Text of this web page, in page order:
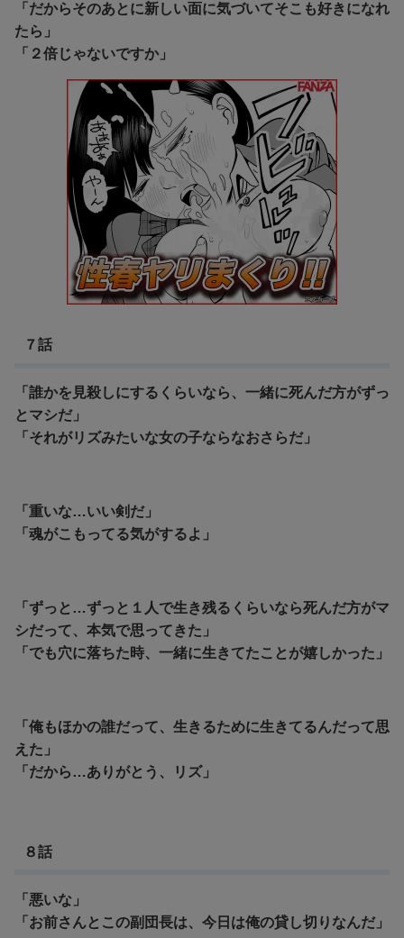
「だからそのあとに新しい面に気づいてそこも好きになれ
たら」
「 ２倍じゃないですか」
７話
「誰かを見殺しにするくらいなら、一緒に死んだ方がずっ
とマシだ」
「それがリズみたいな女の子ならなおさらだ」
「重いな…いい剣だ」
「魂がこもってる気がするよ」
「ずっと…ずっと１人で生き残るくらいなら死んだ方がマ
シだって、本気で思ってきた」
「でも穴に落ちた時、一緒に生きてたことが嬉しかった」
「俺もほかの誰だって、生きるために生きてるんだって思
えた」
「だから…ありがとう、リズ」
８話
「悪いな」
「お前さんとこの副団長は、今日は俺の貸し切りなんだ」